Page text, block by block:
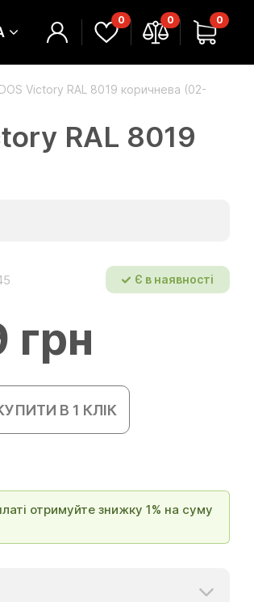
0 0 0
Victory RAL 8019 коричнева (02-
RAL 8019
Є в наявності
грн
В 1 КЛІК
отримуйте знижку 1% на суму